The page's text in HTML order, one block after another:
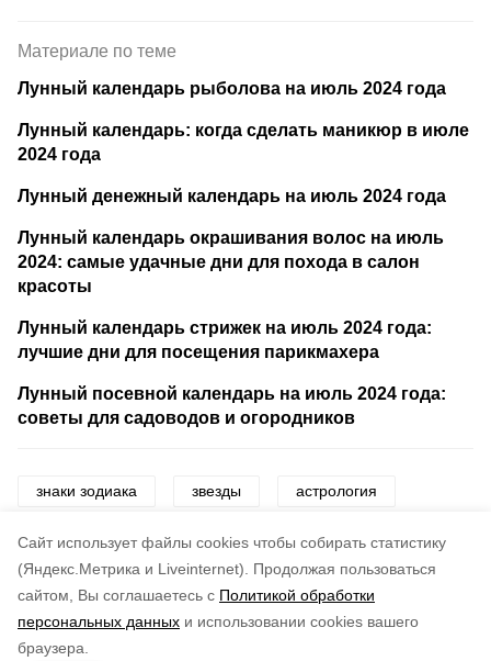
Cайт использует файлы cookies чтобы собирать статистику
(Яндекс.Метрика и Liveinternet).
Продолжая пользоваться
сайтом, Вы соглашаетесь с Политикой обработки
персональных данных и использовании cookies вашего
браузера.
Материале по теме
Лунный календарь рыболова на июль 2024 года
Лунный календарь: когда сделать маникюр в июле
2024 года
Лунный денежный календарь на июль 2024 года
Лунный календарь окрашивания волос на июль
2024: самые удачные дни для похода в салон
красоты
Лунный календарь стрижек на июль 2024 года:
лучшие дни для посещения парикмахера
Лунный посевной календарь на июль 2024 года:
советы для садоводов и огородников
знаки зодиака звезды астрология
гороскоп астрологический гид деньги
по оценке